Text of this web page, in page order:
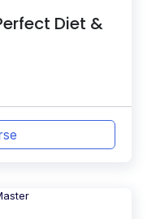
Diet &